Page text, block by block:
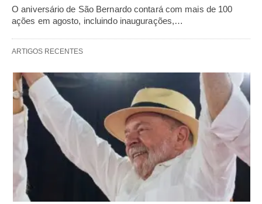
O aniversário de São Bernardo contará com mais de 100
ações em agosto, incluindo inaugurações,…
ARTIGOS RECENTES